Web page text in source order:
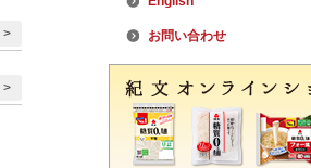
お問い合わせ